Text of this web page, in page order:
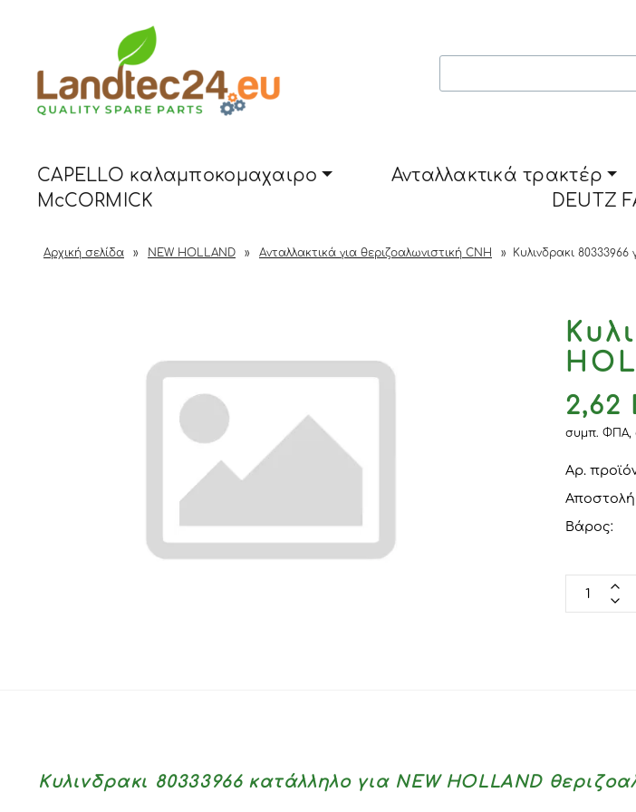
CAPELLO καλαμποκομαχαιρο Ανταλλακτικά τρακτέρ
McCORMICK
DEUTZ
Αρχική σελίδα » NEW HOLLAND » Ανταλλακτικά για θεριζοαλωνιστική CNH » Κυλινδρακι
2,62
συμπ. ΦΠΑ,
Αρ.
Αποστολή
Βάρος:
Κυλινδρακι 80333966 κατάλληλο για NEW HOLLAND